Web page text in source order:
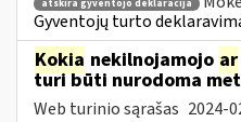
atskira gyventojo deklaracija
Gyventojų turto
Kokia nekilnojamojo ar
turi būti nurodoma
Web turinio sąrašas 2024-